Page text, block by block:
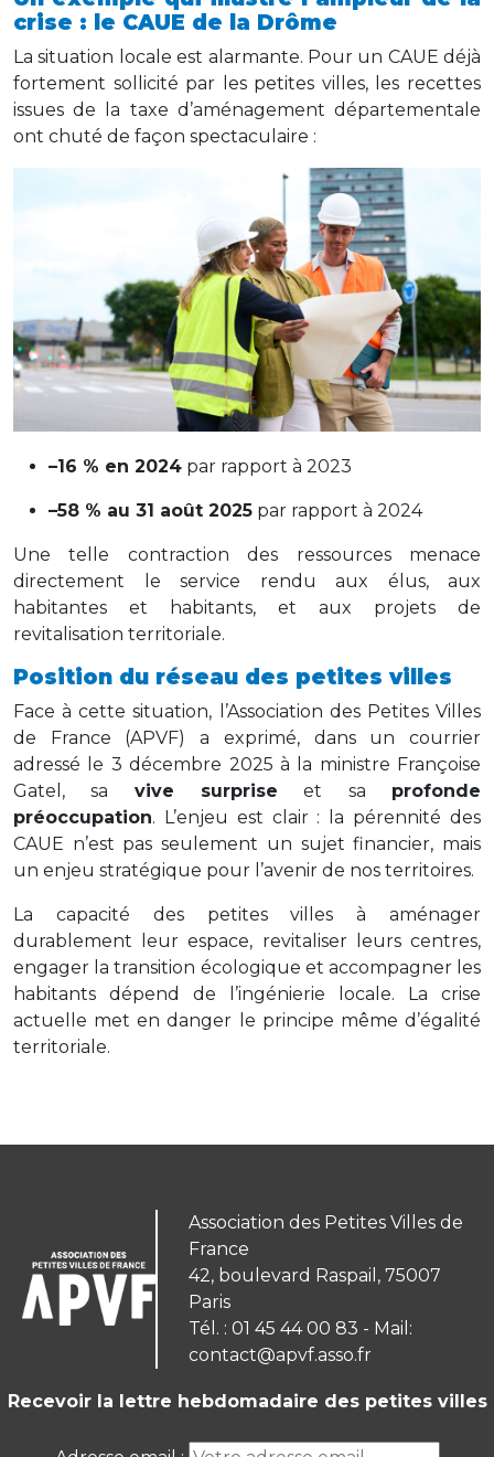
crise : le CAUE de la Drôme
La situation locale est alarmante. Pour un CAUE déjà
fortement sollicité par les petites villes, les recettes
issues de la taxe d’aménagement départementale
ont chuté de façon spectaculaire :
–16 % en 2024 par rapport à 2023
–58 % au 31 août 2025 par rapport à 2024
Une telle contraction des ressources menace
directement le service rendu aux élus, aux
habitantes et habitants, et aux projets de
revitalisation territoriale.
Position du réseau des petites villes
Face à cette situation, l’Association des Petites Villes
de France (APVF) a exprimé, dans un courrier
adressé le 3 décembre 2025 à la ministre Françoise
Gatel, sa vive surprise et sa profonde
préoccupation. L’enjeu est clair : la pérennité des
CAUE n’est pas seulement un sujet financier, mais
un enjeu stratégique pour l’avenir de nos territoires.
La capacité des petites villes à aménager
durablement leur espace, revitaliser leurs centres,
engager la transition écologique et accompagner les
habitants dépend de l’ingénierie locale. La crise
actuelle met en danger le principe même d’égalité
territoriale.
Association des Petites Villes de
France
42, boulevard Raspail, 75007
Paris
Tél. : 01 45 44 00 83 - Mail:
contact@apvf.asso.fr
Recevoir la lettre hebdomadaire des petites villes